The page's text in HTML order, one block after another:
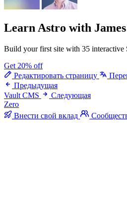
Learn Astro with
Build your first site with 35 interactive
Get 20% off
Редактировать страницу
Предыдущая
Vault CMS
Следующая
Zero
Внести свой вклад